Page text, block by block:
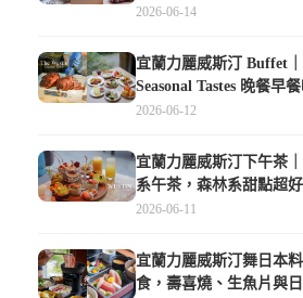
俱樂部超適合放電
2026-06-14
宜蘭力麗威斯汀 Buffet
Seasonal Tastes 晚餐早
2026-06-12
宜蘭力麗威斯汀下午茶
系午茶，森林系甜點超
2026-06-11
宜蘭力麗威斯汀舞日本
食，壽喜燒、生魚片與